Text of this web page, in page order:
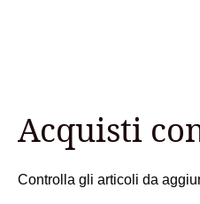
Acquisti
Controlla gli articoli da